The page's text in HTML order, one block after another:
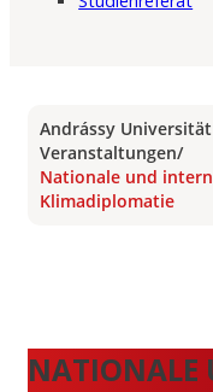
Andrássy
Veranstaltungen/
Nationale und
Klimadiplomatie
NATIONALE